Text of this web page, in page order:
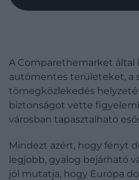
A Comparethemarket által
autómentes területeket, a
tömegközlekedés
biztonságot vette
városban tapasztalható
Mindezt azért, hogy fényt
legjobb, gyalog bejárható
jól mutatja, hogy Európa